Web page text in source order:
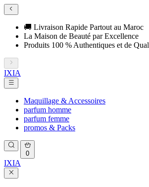
🚚 Livraison Rapide Partout au Maroc
La Maison de Beauté par Excellence
Produits 100 % Authentiques et de
IXIA
Maquillage & Accessoires
parfum homme
parfum femme
promos & Packs
0
IXIA